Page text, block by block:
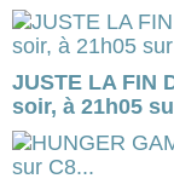
JUSTE LA FIN
soir, à 21h05